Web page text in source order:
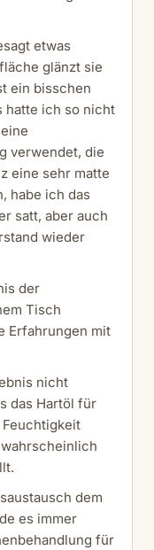
etwas
glänzt sie
ein bisschen
hatte ich so nicht
verwendet, die
eine sehr matte
habe ich das
satt, aber auch
wieder
der
Tisch
Erfahrungen mit
nicht
das Hartöl für
dem
es immer
für